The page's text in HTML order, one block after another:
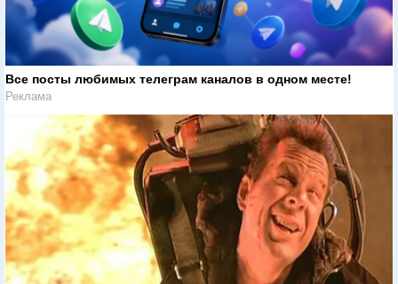
Все посты любимых телеграм каналов в одном месте!
Реклама